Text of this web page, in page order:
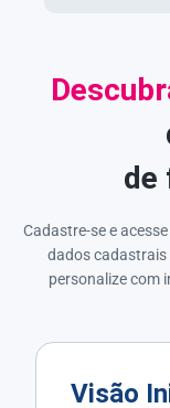
de
Cadastre-se e
dados cadastrais
personalize com
Visão